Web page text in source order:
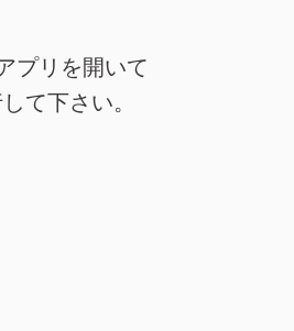
プリを開いて
て下さい。